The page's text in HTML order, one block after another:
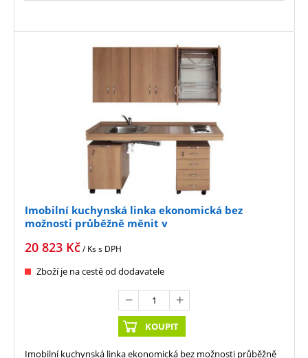
Imobilní kuchynská linka ekonomická bez
možnosti průběžně měnit v
20 823 Kč/ Kss DPH
Zboží je na cestě od dodavatele
KOUPIT
Imobilní kuchynská linka ekonomická bez možnosti průběžně